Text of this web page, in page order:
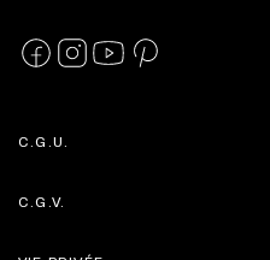
C.G.U.
C.G.V.